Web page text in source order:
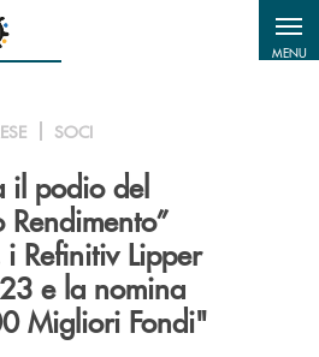
MENU
SOCI
il podio del
Refinitiv Lipper
e la nomina
Migliori Fondi"